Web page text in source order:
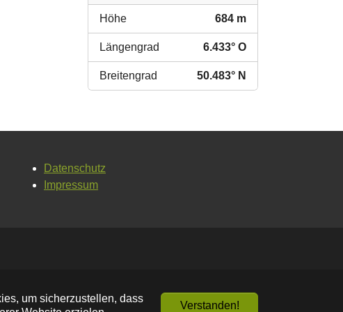
um sicherzustellen, dass
Verstanden!
Höhe 684 m
Längengrad 6.433° O
Breitengrad 50.483° N
Datenschutz
Impressum